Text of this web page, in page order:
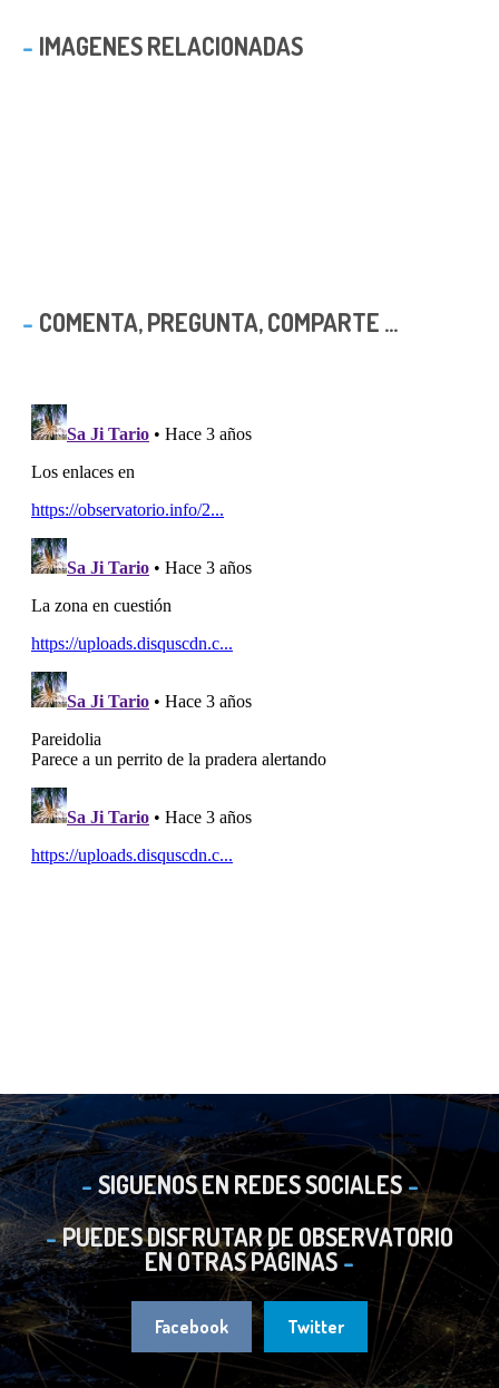
IMAGENES RELACIONADAS
COMENTA, PREGUNTA, COMPARTE ...
SIGUENOS EN REDES SOCIALES
PUEDES DISFRUTAR DE OBSERVATORIO
EN OTRAS PÁGINAS
Facebook Twitter